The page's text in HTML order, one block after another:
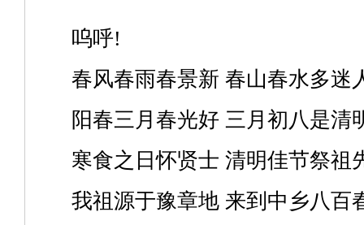
呜呼!
春风春雨春景新 春山春水多迷
阳春三月春光好 三月初八是清
寒食之日怀贤士 清明佳节祭祖
我祖源于豫章地 来到中乡八百